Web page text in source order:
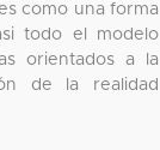
como una forma
todo el modelo
orientados a la
de la realidad